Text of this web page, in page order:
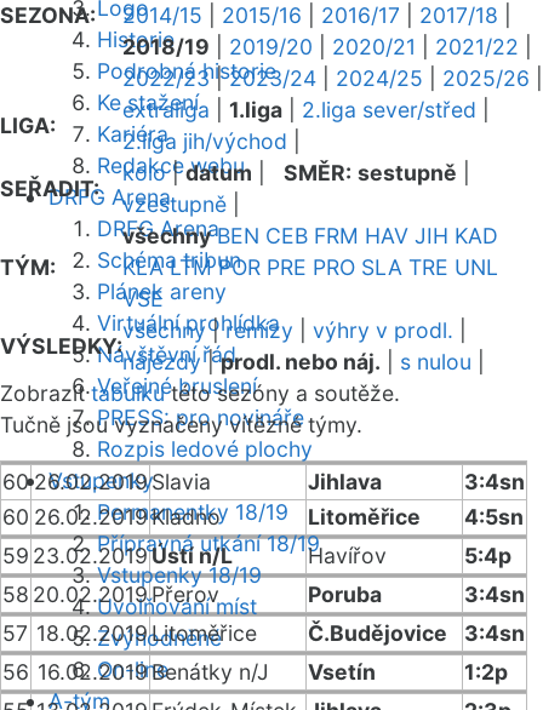
Logo
Historie
Podrobná historie
Ke stažení
Kariéra
Redakce webu
DRFG Arena
DRFG Arena
Schéma tribun
Plánek areny
Virtuální prohlídka
Návštěvní řád
Veřejné bruslení
PRESS: pro novináře
Rozpis ledové plochy
Vstupenky
Permanentky 18/19
Přípravná utkání 18/19
Vstupenky 18/19
Uvolňování míst
Zvýhodněné
On-line
A-tým
SEZONA:
2014/15
2015/16 2016/17 2017/18
2018/19
2019/20 2020/21 2021/22
2022/23|2023/24 2024/25 2025/26
LIGA:
extraliga 1.liga 2.liga sever/střed
2.liga jih/východ
SEŘADIT:
kolo|datum SMĚR: sestupně
vzestupně
TÝM:
všechny BEN CEB FRM HAV JIH KAD
KLA LTM POR PRE PRO SLA TRE UNL
VSE
VÝSLEDKY:
všechny|remízy výhry v prodl.
nájezdy|prodl. nebo náj. s nulou
Zobrazittabulkutéto sezóny a soutěže.
Tučně jsou vyznačeny vítězné týmy.
60 26.02.2019Slavia Jihlava
3:4sn
60 26.02.2019Kladno Litoměřice
4:5sn
59 23.02.2019Ústí n/L Havířov
5:4p
58 20.02.2019Přerov Poruba
3:4sn
57 18.02.2019Litoměřice Č.Budějovice
3:4sn
56 16.02.2019Benátky n/J Vsetín
1:2p